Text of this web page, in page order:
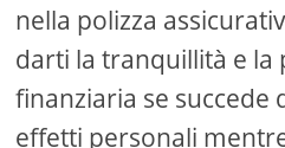
nella polizza
darti la tranquillità e la
finanziaria se succede
effetti personali